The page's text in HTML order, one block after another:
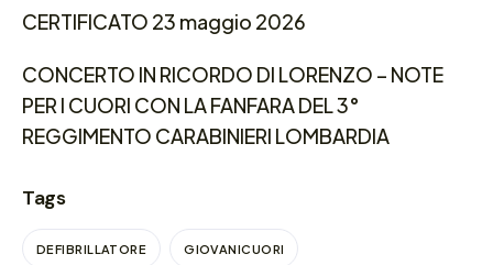
CERTIFICATO 23 maggio 2026
CONCERTO IN RICORDO DI LORENZO – NOTE
PER I CUORI CON LA FANFARA DEL 3°
REGGIMENTO CARABINIERI LOMBARDIA
Tags
DEFIBRILLATORE GIOVANICUORI